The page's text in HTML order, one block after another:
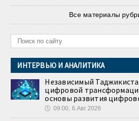
Все материалы
ИНТЕРВЬЮ И АНАЛИТИКА
Независимый
цифровой
основы развития
🕔 09:00, 6.Авг 2026